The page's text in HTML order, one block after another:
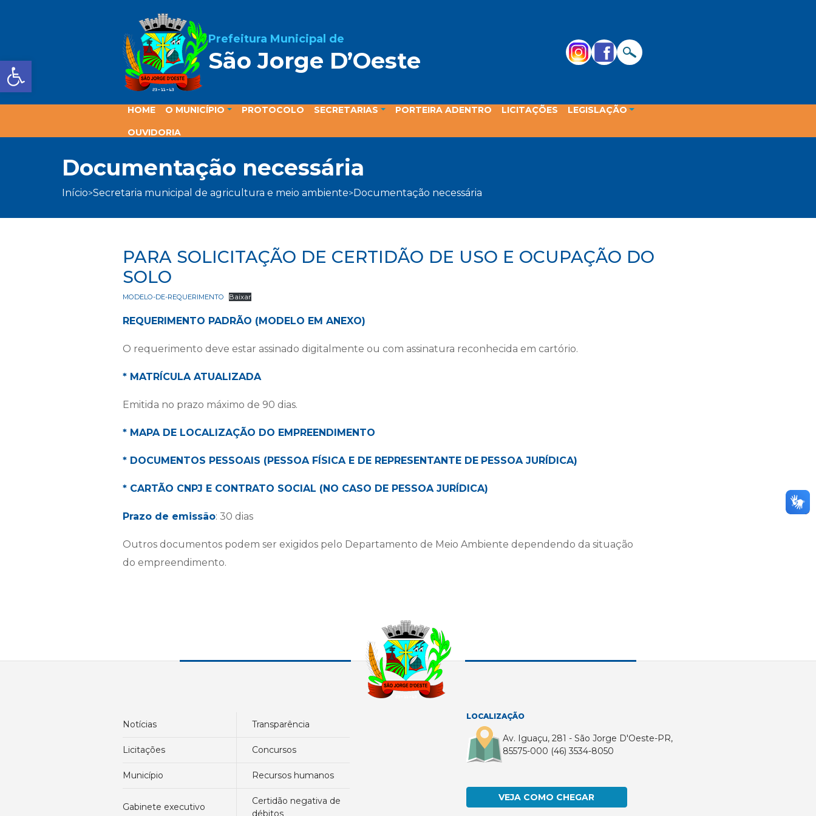
Barra de Ferramentas Aberta
Prefeitura Municipal de
São Jorge D’Oeste
HOME O MUNICÍPIO PROTOCOLO SECRETARIAS PORTEIRA ADENTRO LICITAÇÕES LEGISLAÇÃO
OUVIDORIA
documentação necessária
início> secretaria municipal de agricultura e meio ambiente> documentação necessária
PARA SOLICITAÇÃO DE CERTIDÃO DE USO E OCUPAÇÃO DO
SOLO
MODELO-DE-REQUERIMENTO Baixar
REQUERIMENTO PADRÃO (MODELO EM ANEXO)
O requerimento deve estar assinado digitalmente ou com assinatura reconhecida em cartório.
* MATRÍCULA ATUALIZADA
Emitida no prazo máximo de 90 dias.
* MAPA DE LOCALIZAÇÃO DO EMPREENDIMENTO
* DOCUMENTOS PESSOAIS (PESSOA FÍSICA E DE REPRESENTANTE DE PESSOA JURÍDICA)
* CARTÃO CNPJ E CONTRATO SOCIAL (NO CASO DE PESSOA JURÍDICA)
Prazo de emissão: 30 dias
Outros documentos podem ser exigidos pelo Departamento de Meio Ambiente dependendo da situação
do empreendimento.
notícias transparência
licitações concursos
município recursos humanos
gabinete executivo
certidão negativa de
débitos
LOCALIZAÇÃO
Av. Iguaçu, 281 - São Jorge D'Oeste-PR,
85575-000 (46) 3534-8050
VEJA COMO CHEGAR